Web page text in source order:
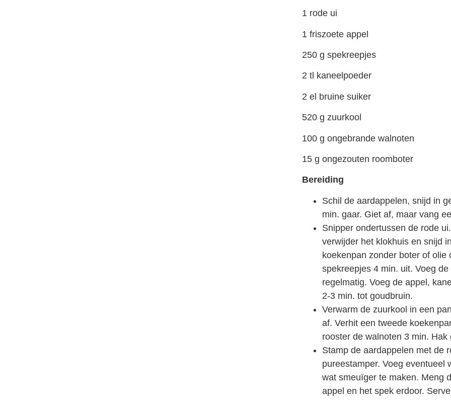
1 rode ui
1 friszoete appel
250 g spekreepjes
2 tl kaneelpoeder
2 el bruine suiker
520 g zuurkool
100 g ongebrande walnoten
15 g ongezouten roomboter
Bereiding
Schil de aardappelen, snijd in
min. gaar. Giet af, maar vang
Snipper ondertussen de rode
verwijder het klokhuis en snijd
koekenpan zonder boter of
spekreepjes 4 min. uit. Voeg
regelmatig. Voeg de appel,
2-3 min. tot goudbruin.
Verwarm de zuurkool in een
af. Verhit een tweede
rooster de walnoten 3 min. Hak
Stamp de aardappelen met de
pureestamper. Voeg eventueel
wat smeuïger te maken. Meng
appel en het spek erdoor.